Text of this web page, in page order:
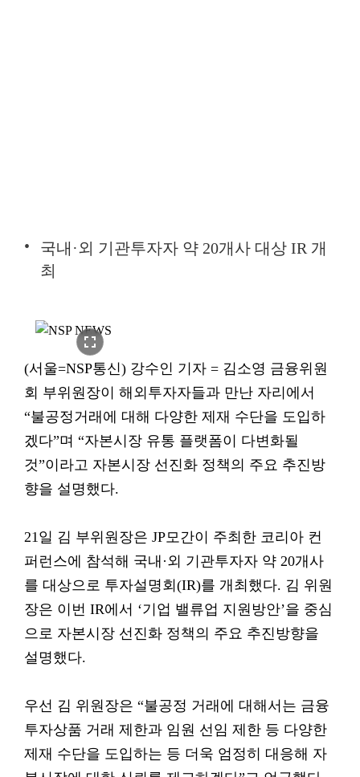
국내·외 기관투자자 약 20개사 대상 IR 개
최
fullscreen
(서울=NSP통신) 강수인 기자 = 김소영 금융위원
회 부위원장이 해외투자자들과 만난 자리에서
“불공정거래에 대해 다양한 제재 수단을 도입하
겠다”며 “자본시장 유통 플랫폼이 다변화될
것”이라고 자본시장 선진화 정책의 주요 추진방
향을 설명했다.
21일 김 부위원장은 JP모간이 주최한 코리아 컨
퍼런스에 참석해 국내·외 기관투자자 약 20개사
를 대상으로 투자설명회(IR)를 개최했다. 김 위원
장은 이번 IR에서 ‘기업 밸류업 지원방안’을 중심
으로 자본시장 선진화 정책의 주요 추진방향을
설명했다.
우선 김 위원장은 “불공정 거래에 대해서는 금융
투자상품 거래 제한과 임원 선임 제한 등 다양한
제재 수단을 도입하는 등 더욱 엄정히 대응해 자